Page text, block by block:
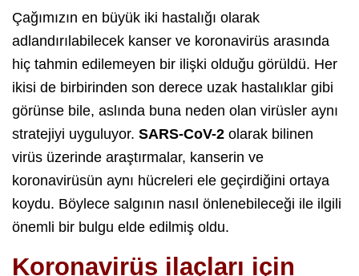
Çağımızın en büyük iki hastalığı olarak
adlandırılabilecek kanser ve koronavirüs arasında
hiç tahmin edilemeyen bir ilişki olduğu görüldü. Her
ikisi de birbirinden son derece uzak hastalıklar gibi
görünse bile, aslında buna neden olan virüsler aynı
stratejiyi uyguluyor. SARS-CoV-2 olarak bilinen
virüs üzerinde araştırmalar, kanserin ve
koronavirüsün aynı hücreleri ele geçirdiğini ortaya
koydu. Böylece salgının nasıl önlenebileceği ile ilgili
önemli bir bulgu elde edilmiş oldu.
Koronavirüs ilaçları için